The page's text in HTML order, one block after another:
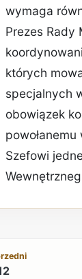
wymaga
Prezes Rady
których
specjalnych
obowiązek
Szefowi